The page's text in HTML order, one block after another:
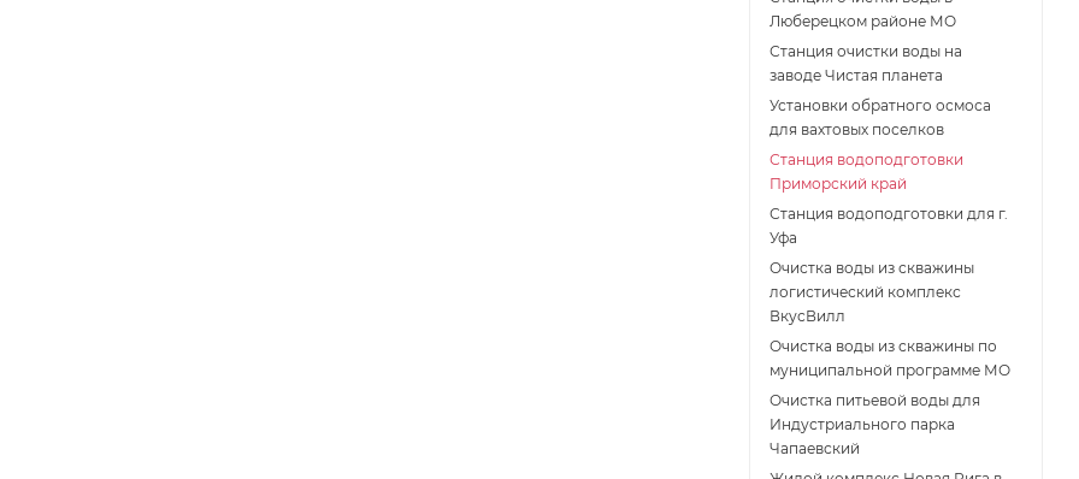
Люберецком районе МО
Станция очистки воды на
заводе Чистая планета
Установки обратного осмоса
для вахтовых поселков
Станция водоподготовки
Приморский край
Станция водоподготовки для г.
Уфа
Очистка воды из скважины
логистический комплекс
ВкусВилл
Очистка воды из скважины по
муниципальной программе МО
Очистка питьевой воды для
Индустриального парка
Чапаевский